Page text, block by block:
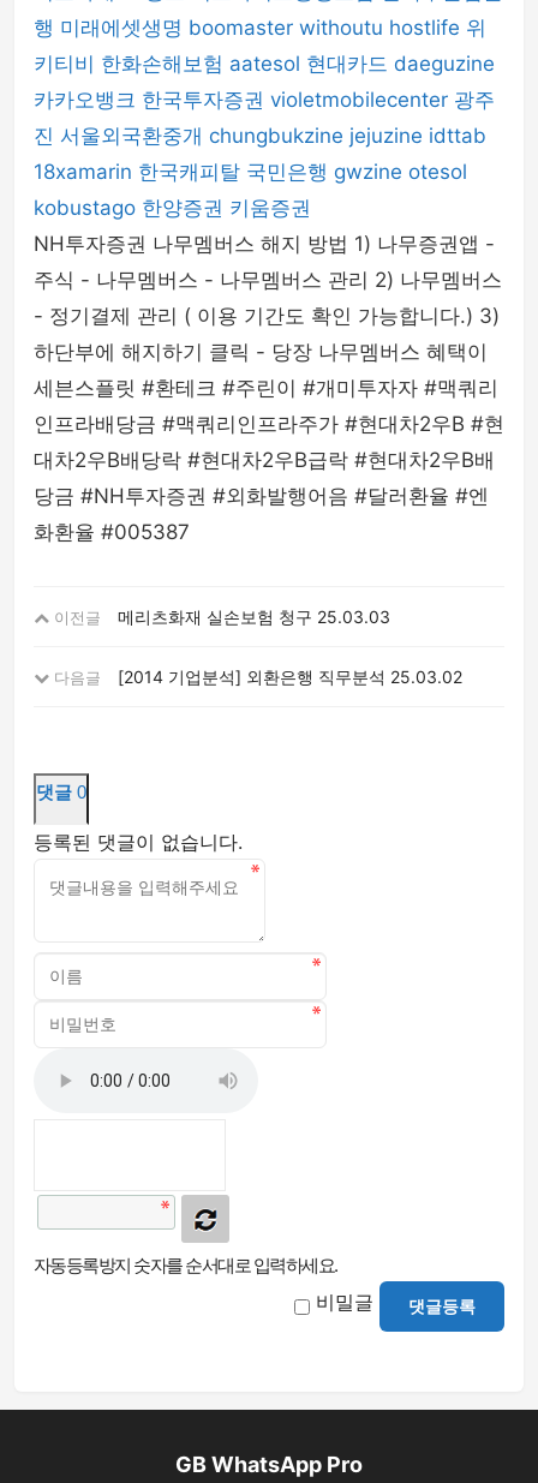
행 미래에셋생명 boomaster withoutu hostlife 위
키티비 한화손해보험 aatesol 현대카드 daeguzine
카카오뱅크 한국투자증권 violetmobilecenter 광주
진 서울외국환중개 chungbukzine jejuzine idttab
18xamarin 한국캐피탈 국민은행 gwzine otesol
kobustago 한양증권 키움증권
NH투자증권 나무멤버스 해지 방법 1) 나무증권앱 -
주식 - 나무멤버스 - 나무멤버스 관리 2) 나무멤버스
- 정기결제 관리 ( 이용 기간도 확인 가능합니다.) 3)
하단부에 해지하기 클릭 - 당장 나무멤버스 혜택이
세븐스플릿 #환테크 #주린이 #개미투자자 #맥쿼리
인프라배당금 #맥쿼리인프라주가 #현대차2우B #현
대차2우B배당락 #현대차2우B급락 #현대차2우B배
당금 #NH투자증권 #외화발행어음 #달러환율 #엔
화환율 #005387
이전글 메리츠화재 실손보험 청구 25.03.03
다음글 [2014 기업분석] 외환은행 직무분석 25.03.02
댓글 0
등록된 댓글이 없습니다.
자동등록방지 숫자를 순서대로 입력하세요.
비밀글 댓글등록
GB WhatsApp Pro